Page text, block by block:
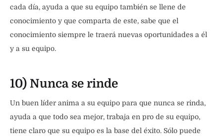
cada día, ayuda a que su equipo también se llene de
conocimiento y que comparta de este, sabe que el
conocimiento siempre le traerá nuevas oportunidades a él
y a su equipo.
10) Nunca se rinde
Un buen líder anima a su equipo para que nunca se rinda,
ayuda a que todo sea mejor, trabaja en pro de su equipo,
tiene claro que su equipo es la base del éxito. Sólo puede